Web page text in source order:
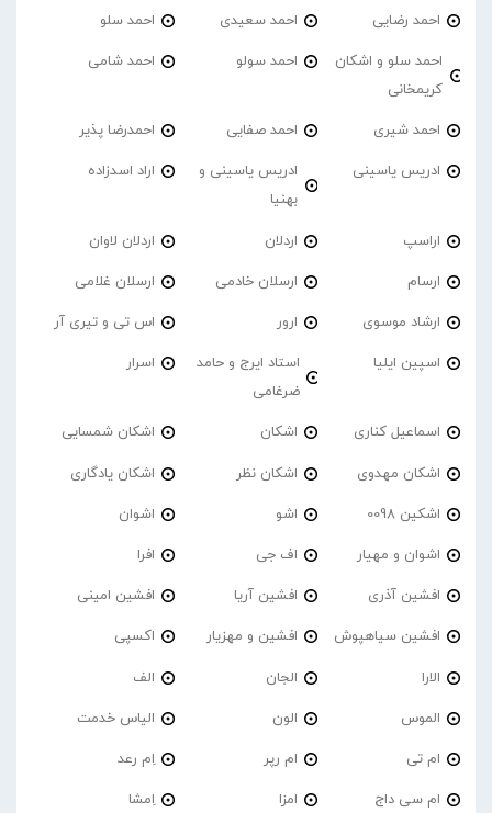
احمد‌ رضایی احمد سعیدی احمد سلو
احمد سلو و اشکان
کریمخانی
احمد سولو احمد شامی
احمد شیری احمد صفایی احمدرضا پذیر
ادریس یاسینی
ادریس یاسینی و
بهنیا
اراد اسدزاده
اراسپ اردلان اردلان لاوان
ارسام ارسلان خادمی ارسلان غلامی
ارشاد موسوی ارور اس تی و تیری آر
اسپین ایلیا
استاد ایرج و حامد
ضرغامی
اسرار
اسماعیل کناری اشکان اشکان شمسایی
اشکان مهدوی اشکان نظر اشکان یادگاری
اشکین 0098 اشو اشوان
اشوان و مهیار اف جی افرا
افشین آذری افشین آریا افشین امینی
افشین سیاهپوش افشین و مهزیار اکسپی
الارا الجان الف
الموس الون الیاس خدمت
ام تی ام رپر اِم رعد
ام سی داج امزا اِمشا